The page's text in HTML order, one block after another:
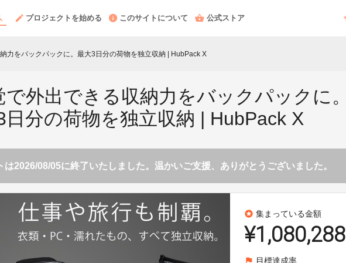
プロジェクトを始める このサイトについて 公式ストア
力をバックパックに。最大3日分の荷物を独立収納 | HubPack X
外出できる収納力をバックパックに。
日分の荷物を独立収納 | HubPack X
は2026/08/05に終了いたしました。温かいご支援、ありがとうございました。
stars 集まっている金額
¥1,080,288
flag 目標達成率